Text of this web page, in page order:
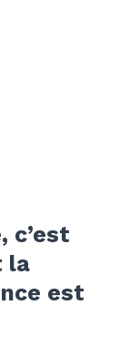
c’est
la
est